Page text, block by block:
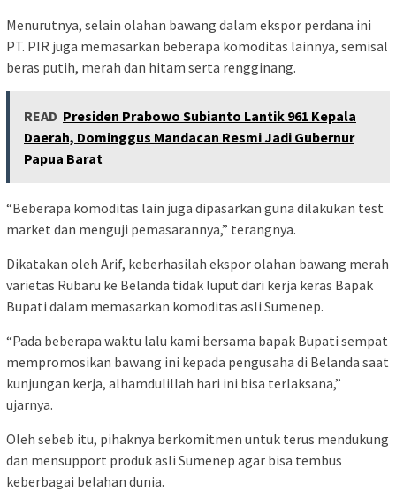
Menurutnya, selain olahan bawang dalam ekspor perdana ini
PT. PIR juga memasarkan beberapa komoditas lainnya, semisal
beras putih, merah dan hitam serta rengginang.
READ Presiden Prabowo Subianto Lantik 961 Kepala
Daerah, Dominggus Mandacan Resmi Jadi Gubernur
Papua Barat
“Beberapa komoditas lain juga dipasarkan guna dilakukan test
market dan menguji pemasarannya,” terangnya.
Dikatakan oleh Arif, keberhasilah ekspor olahan bawang merah
varietas Rubaru ke Belanda tidak luput dari kerja keras Bapak
Bupati dalam memasarkan komoditas asli Sumenep.
“Pada beberapa waktu lalu kami bersama bapak Bupati sempat
mempromosikan bawang ini kepada pengusaha di Belanda saat
kunjungan kerja, alhamdulillah hari ini bisa terlaksana,”
ujarnya.
Oleh sebeb itu, pihaknya berkomitmen untuk terus mendukung
dan mensupport produk asli Sumenep agar bisa tembus
keberbagai belahan dunia.